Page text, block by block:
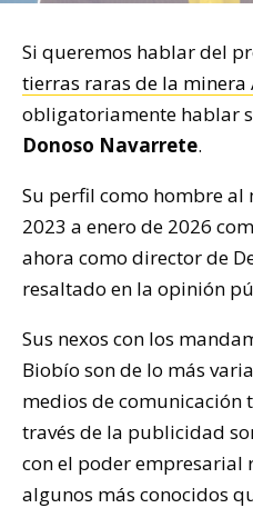
Si queremos hablar del
tierras raras de la minera
obligatoriamente hablar
Donoso Navarrete.
Su perfil como hombre al
2023 a enero de 2026
ahora como director de
resaltado en la opinión
Sus nexos con los
Biobío son de lo más
medios de comunicación
través de la publicidad
con el poder empresarial
algunos más conocidos